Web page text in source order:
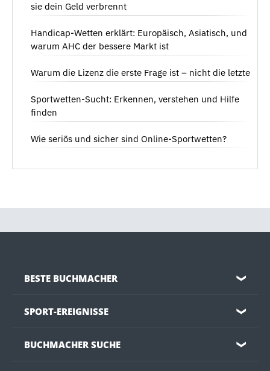
sie dein Geld verbrennt
Handicap-Wetten erklärt: Europäisch, Asiatisch, und
warum AHC der bessere Markt ist
Warum die Lizenz die erste Frage ist – nicht die letzte
Sportwetten-Sucht: Erkennen, verstehen und Hilfe
finden
Wie seriös und sicher sind Online-Sportwetten?
BESTE BUCHMACHER ❯
SPORT-EREIGNISSE ❯
BUCHMACHER SUCHE ❯